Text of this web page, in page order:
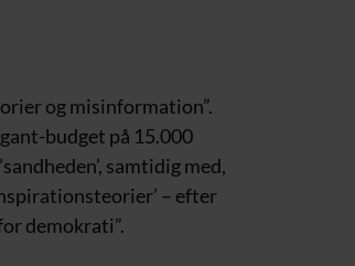
og misinformation”.
budget på 15.000
samtidig med,
– efter
demokrati”.